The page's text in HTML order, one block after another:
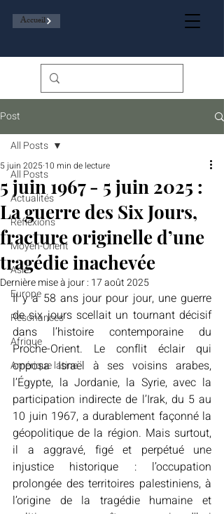
Accueil
Post
All Posts
Actualités
Réflexions
Moyen-Orient
Asie
Europe
Résonances
Afrique
Amérique latine
All Posts
5 juin 1967 - 5 juin 2025 :
La guerre des Six Jours,
fracture originelle d’une
tragédie inachevée
5 juin 2025 10 min de lecture
Dernière mise à jour : 17 août 2025
Il y a 58 ans jour pour jour, une guerre
de six jours scellait un tournant décisif
dans l’histoire contemporaine du
Proche-Orient. Le conflit éclair qui
opposa Israël à ses voisins arabes,
l’Égypte, la Jordanie, la Syrie, avec la
participation indirecte de l’Irak, du 5 au
10 juin 1967, a durablement façonné la
géopolitique de la région. Mais surtout,
il a aggravé, figé et perpétué une
injustice historique : l’occupation
prolongée des territoires palestiniens, à
l’origine de la tragédie humaine et